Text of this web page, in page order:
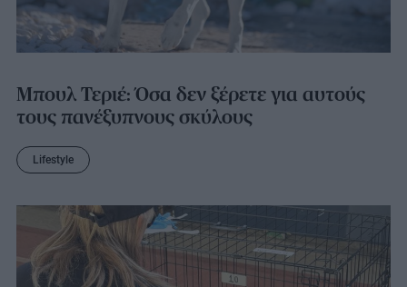
Μπουλ Τεριέ: Όσα δεν ξέρετε για αυτούς
τους πανέξυπνους σκύλους
Lifestyle